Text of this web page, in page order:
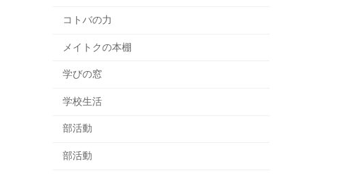
コトバの力
メイトクの本棚
学びの窓
学校生活
部活動
部活動